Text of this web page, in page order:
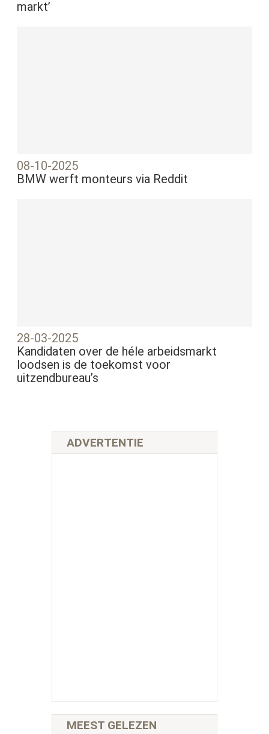
markt’
08-10-2025
BMW werft monteurs via Reddit
28-03-2025
Kandidaten over de héle arbeidsmarkt
loodsen is de toekomst voor
uitzendbureau’s
ADVERTENTIE
MEEST GELEZEN